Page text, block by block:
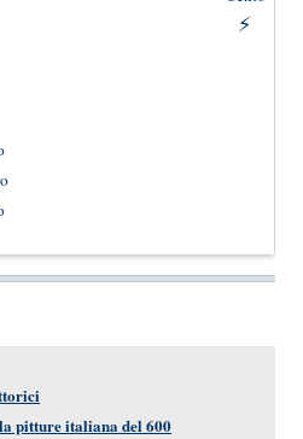
⚡
pitture italiana del 600